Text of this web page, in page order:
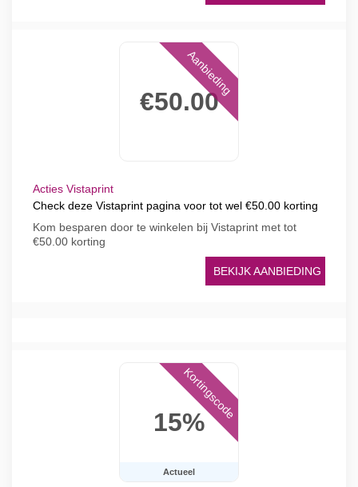
€50.00
Aanbieding
Acties Vistaprint
Check deze Vistaprint pagina voor tot wel €50.00 korting
Kom besparen door te winkelen bij Vistaprint met tot
€50.00 korting
BEKIJK AANBIEDING
15%
Actueel
Kortingscode